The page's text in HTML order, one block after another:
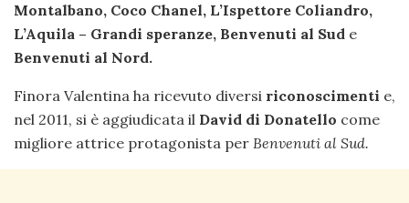
Montalbano, Coco Chanel, L’Ispettore Coliandro,
L’Aquila – Grandi speranze, Benvenuti al Sud e
Benvenuti al Nord.
Finora Valentina ha ricevuto diversi riconoscimenti e,
nel 2011, si è aggiudicata il David di Donatello come
migliore attrice protagonista per Benvenuti al Sud.